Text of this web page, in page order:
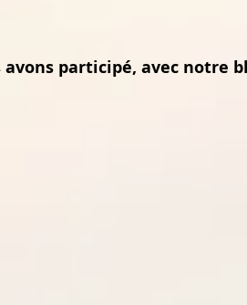
avons participé, avec notre